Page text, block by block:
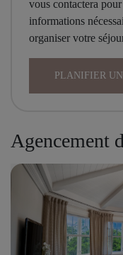
vous contactera
informations
organiser votre
PLANIFIER
Agencement